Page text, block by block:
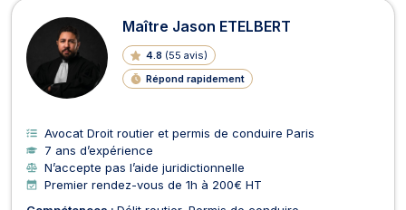
Maître Jason ETELBERT
4.8 (55 avis)
Répond rapidement
Avocat Droit routier et permis de conduire Paris
7 ans d’expérience
N’accepte pas l’aide juridictionnelle
Premier rendez-vous de 1h à 200€ HT